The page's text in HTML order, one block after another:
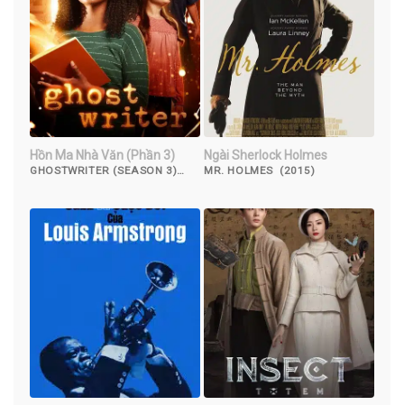
Hồn Ma Nhà Văn (Phần 3)
GHOSTWRITER (SEASON 3)
Ngài Sherlock Holmes
MR. HOLMES (2015)